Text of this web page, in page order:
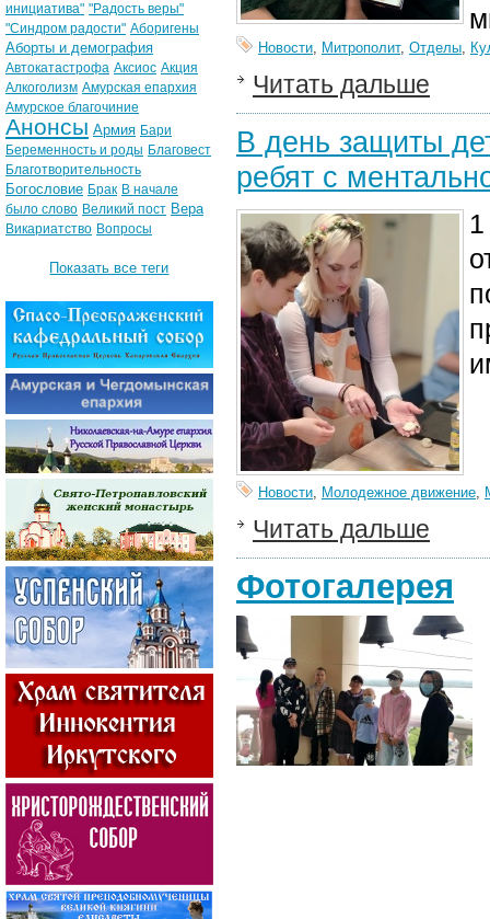
Новости, Митрополит, Отделы,
Читать дальше
В день защиты
ребят с
Новости, Молодежное движение,
Читать дальше
Фотогалерея
инициатива" "Радость веры"
"Синдром радости" Аборигены
Аборты и демография
Автокатастрофа Аксиос Акция
Алкоголизм Амурская епархия
Амурское благочиние
Анонсы Армия Бари
Беременность и роды Благовест
Благотворительность
Богословие Брак В начале
было слово Великий пост Вера
Викариатство Вопросы
Показать все теги